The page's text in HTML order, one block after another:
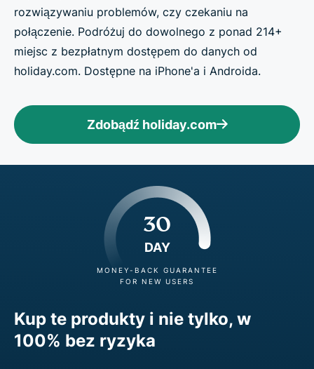
rozwiązywaniu problemów, czy czekaniu na
połączenie. Podróżuj do dowolnego z ponad 214+
miejsc z bezpłatnym dostępem do danych od
holiday.com. Dostępne na iPhone'a i Androida.
Zdobądź holiday.com
30
DAY
MONEY-BACK GUARANTEE
FOR NEW USERS
Kup te produkty i nie tylko, w
100% bez ryzyka